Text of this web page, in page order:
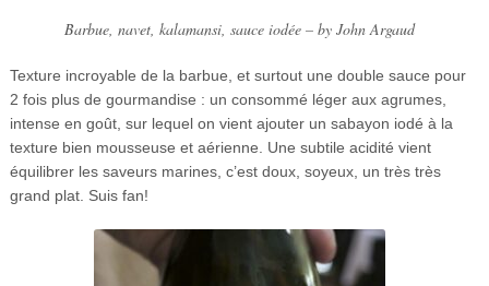
Barbue, navet, kalamansi, sauce iodée – by John Argaud
Texture incroyable de la barbue, et surtout une double sauce pour
2 fois plus de gourmandise : un consommé léger aux agrumes,
intense en goût, sur lequel on vient ajouter un sabayon iodé à la
texture bien mousseuse et aérienne. Une subtile acidité vient
équilibrer les saveurs marines, c’est doux, soyeux, un très très
grand plat. Suis fan!